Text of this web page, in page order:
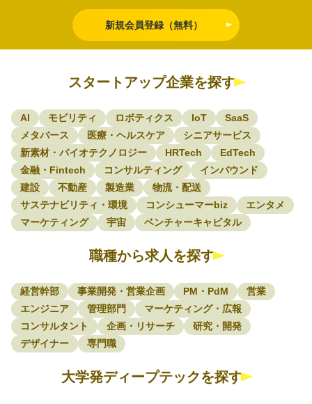
新規会員登録（無料）
スタートアップ企業を探す
AI モビリティ ロボティクス IoT
SaaS
メタバース
医療・ヘルスケア
シニアサービス
新素材・バイオテクノロジー
HRTech
EdTech
金融・Fintech
コンサルティング
インバウンド
建設
不動産 製造業
物流・配送
サステナビリティ・環境
コンシューマーbiz
エンタメ
マーケティング
宇宙 ベンチャーキャピタル
職種から求人を探す
経営幹部 事業開発・営業企画 PM・PdM
営業
エンジニア
管理部門
マーケティング・広報
コンサルタント
企画・リサーチ
研究・開発
デザイナー
専門職
大学発ディープテックを探す